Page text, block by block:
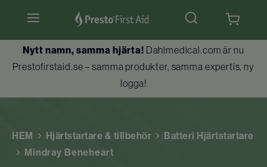
Hjärtstartare & tillbehör
Brandskydd
Nytt namn, samma hjärta! Dahlmedical.com är nu
Prestofirstaid.se – samma produkter, samma expertis, ny
logga!
HEM Hjärtstartare & tillbehör
Batteri Hjärtstartare
Mindray Beneheart